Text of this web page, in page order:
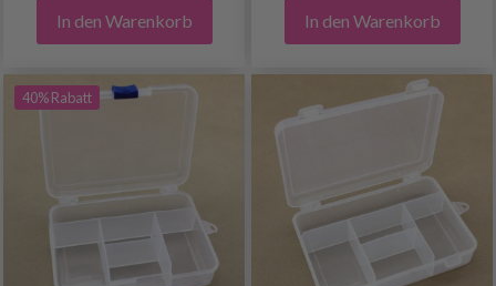
In den Warenkorb In den Warenkorb
40% Rabatt